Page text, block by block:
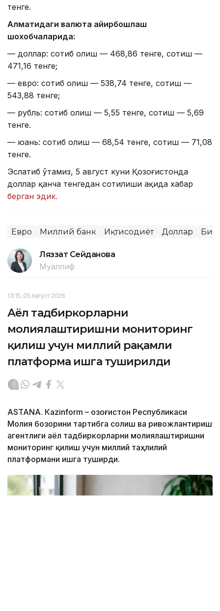
тенге.
Алматидаги валюта айирбошлаш
шохобчаларида:
— доллар: сотиб олиш — 468,86 тенге, сотиш —
471,16 тенге;
— евро: сотиб олиш — 538,74 тенге, сотиш —
543,88 тенге;
— рубль: сотиб олиш — 5,55 тенге, сотиш — 5,69
тенге.
— юань: сотиб олиш — 68,54 тенге, сотиш — 71,08
тенге.
Эслатиб ўтамиз, 5 август куни Қозоғистонда
доллар қанча тенгедан сотилиши ҳақида хабар
берган эдик.
Евро Миллий банк Иқтисодиёт Доллар
Ляззат Сейданова
Муаллиф
13:15, 05 Август 2026
Аёл тадбиркорларни
молиялаштиришни мониторинг
қилиш учун миллий рақамли
платформа ишга туширилди
ASTANА. Кazinform – Қозоғистон Республикаси
Молия бозорини тартибга солиш ва ривожлантириш
агентлиги аёл тадбиркорларни молиялаштиришни
мониторинг қилиш учун миллий таҳлилий
платформани ишга туширди.